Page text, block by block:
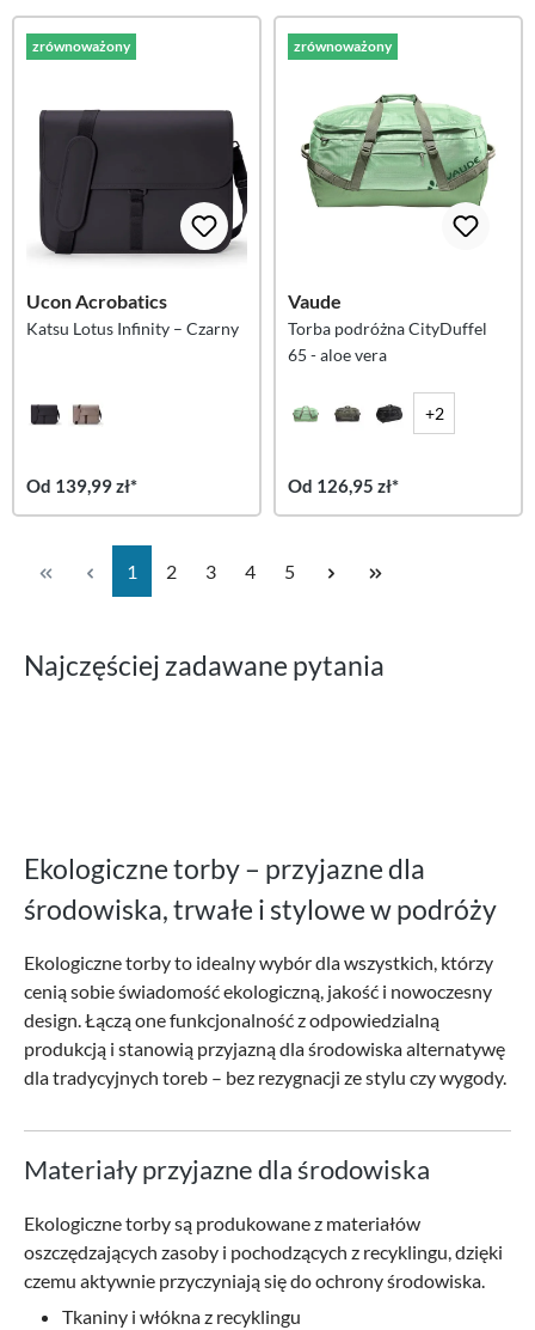
zrównoważony
Ucon Acrobatics
Katsu Lotus Infinity – Czarny
Od 139,99 zł*
zrównoważony
Vaude
Torba podróżna CityDuffel
65 - aloe vera
+2
Od 126,95 zł*
Strona
1 Strona
2 Strona
3 Strona
4 Strona
5
Najczęściej zadawane pytania
Ekologiczne torby – przyjazne dla
środowiska, trwałe i stylowe w podróży
Ekologiczne torby to idealny wybór dla wszystkich, którzy
cenią sobie świadomość ekologiczną, jakość i nowoczesny
design. Łączą one funkcjonalność z odpowiedzialną
produkcją i stanowią przyjazną dla środowiska alternatywę
dla tradycyjnych toreb – bez rezygnacji ze stylu czy wygody.
Materiały przyjazne dla środowiska
Ekologiczne torby są produkowane z materiałów
oszczędzających zasoby i pochodzących z recyklingu, dzięki
czemu aktywnie przyczyniają się do ochrony środowiska.
Tkaniny i włókna z recyklingu